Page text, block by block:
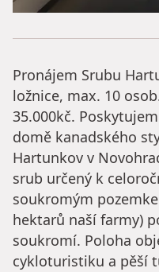
Pronájem Srubu
ložnice, max. 10
35.000kč.
domě kanadského
Hartunkov v
srub určený k
soukromým
hektarů naší farmy)
soukromí. Poloha
cykloturistiku a pěší